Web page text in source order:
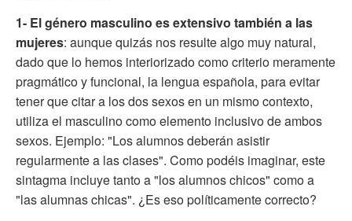
1- El género masculino es extensivo también a las
mujeres: aunque quizás nos resulte algo muy natural,
dado que lo hemos interiorizado como criterio meramente
pragmático y funcional, la lengua española, para evitar
tener que citar a los dos sexos en un mismo contexto,
utiliza el masculino como elemento inclusivo de ambos
sexos. Ejemplo: "Los alumnos deberán asistir
regularmente a las clases". Como podéis imaginar, este
sintagma incluye tanto a "los alumnos chicos" como a
"las alumnas chicas". ¿Es eso políticamente correcto?